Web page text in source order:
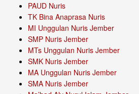
PAUD Nuris
TK Bina Anaprasa Nuris
MI Unggulan Nuris Jember
SMP Nuris Jember
MTs Unggulan Nuris Jember
SMK Nuris Jember
MA Unggulan Nuris Jember
SMA Nuris Jember